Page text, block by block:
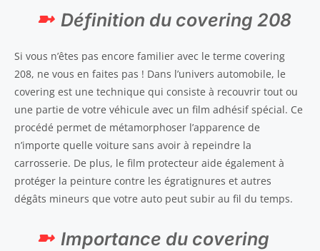
Définition du covering 208
Si vous n’êtes pas encore familier avec le terme covering
208, ne vous en faites pas ! Dans l’univers automobile, le
covering est une technique qui consiste à recouvrir tout ou
une partie de votre véhicule avec un film adhésif spécial. Ce
procédé permet de métamorphoser l’apparence de
n’importe quelle voiture sans avoir à repeindre la
carrosserie. De plus, le film protecteur aide également à
protéger la peinture contre les égratignures et autres
dégâts mineurs que votre auto peut subir au fil du temps.
Importance du covering